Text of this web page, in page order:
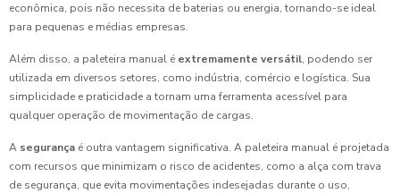
econômica, pois não necessita de baterias ou energia, tornando-se ideal
para pequenas e médias empresas.
Além disso, a paleteira manual é extremamente versátil, podendo ser
utilizada em diversos setores, como indústria, comércio e logística. Sua
simplicidade e praticidade a tornam uma ferramenta acessível para
qualquer operação de movimentação de cargas.
A segurança é outra vantagem significativa. A paleteira manual é projetada
com recursos que minimizam o risco de acidentes, como a alça com trava
de segurança, que evita movimentações indesejadas durante o uso,